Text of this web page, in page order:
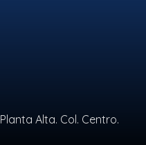
Planta Alta. Col. Centro.